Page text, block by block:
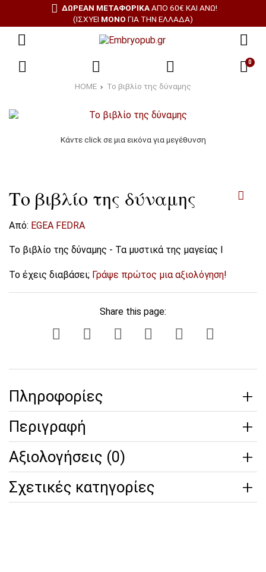
ΔΩΡΕΑΝ ΜΕΤΑΦΟΡΙΚΑΑΠΌ 60€ ΚΑΙ ΆΝΩ!
(ΙΣΧΎΕΙ ΜΌΝΟ ΓΙΑ ΤΗΝ ΕΛΛΆΔΑ)
0
HOME Το βιβλίο της δύναμης
Κάντε click σε μια εικόνα για μεγέθυνση
Το βιβλίο της δύναμης
Από: EGEA FEDRA
Το βιβλίο της δύναμης - Τα μυστικά της μαγείας I
Το έχεις διαβάσει; Γράψε πρώτος μια αξιολόγηση!
Share this page:
Πληροφορίες
Περιγραφή
Αξιολογήσεις (0)
Σχετικές κατηγορίες